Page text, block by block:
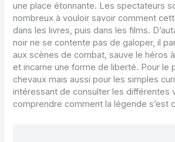
une place étonnante. Les spectateurs
nombreux à vouloir savoir comment
dans les livres, puis dans les films.
noir ne se contente pas de galoper, il
aux scènes de combat, sauve le héros
et incarne une forme de liberté. Pour le
chevaux mais aussi pour les simples
intéressant de consulter les différentes
comprendre comment la légende s’est